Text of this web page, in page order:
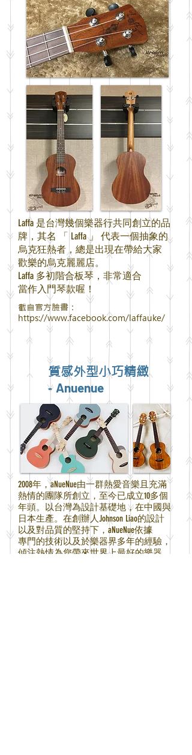
Laffa 是台灣幾個樂器行共同創立的品
牌，其名 「 Laffa」
代表一個抽象的
烏克狂熱者， 總是出現在帶給大家
歡樂的烏克麗麗店。
Laffa 多初階合板琴，非常適合
當作入門琴款喔！
截自官方臉書：
https://www.facebook.com/laffauke/
質感外型小巧精緻
- Anuenue
2008年，aNueNue由一群熱愛音樂且 充滿
熱情的團隊所創立，至今已成立10多個
年頭。 以台灣為設計基礎地，在中國與
日本生產。在創辦人Johnson Liao的設計
以及對品質的堅持下，aNueNue依據
專門的技術以及於樂器界多年的經驗，
傾注熱情為您帶來世界上最好的樂器。